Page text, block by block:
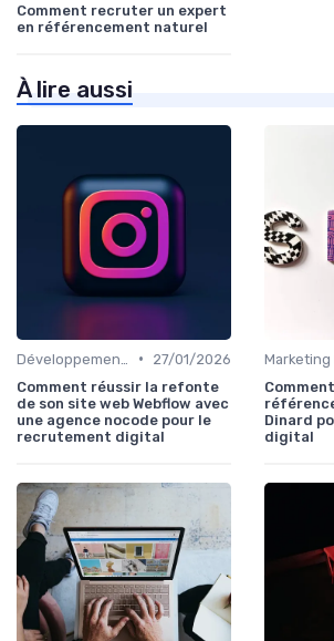
Comment recruter un expert
en référencement naturel
À lire aussi
•
27/01/2026
Comment réussir la refonte
de son site web Webflow avec
une agence nocode pour le
recrutement digital
Dinard
digital